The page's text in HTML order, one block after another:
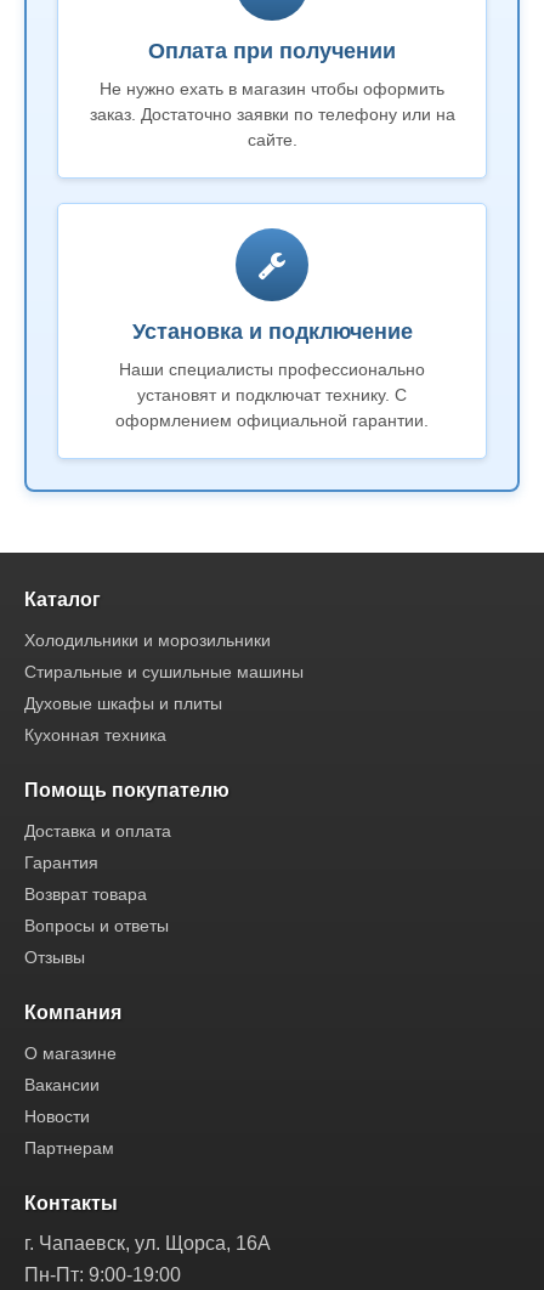
Оплата при получении
Не нужно ехать в магазин чтобы оформить
заказ. Достаточно заявки по телефону или на
сайте.
Установка и подключение
Наши специалисты профессионально
установят и подключат технику. С
оформлением официальной гарантии.
Каталог
Холодильники и морозильники
Стиральные и сушильные машины
Духовые шкафы и плиты
Кухонная техника
Помощь покупателю
Доставка и оплата
Гарантия
Возврат товара
Вопросы и ответы
Отзывы
Компания
О магазине
Вакансии
Новости
Партнерам
Контакты
г. Чапаевск, ул. Щорса, 16А
Пн-Пт: 9:00-19:00